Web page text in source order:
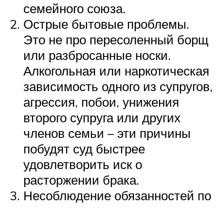
семейного союза.
Острые бытовые проблемы.
Это не про пересоленный борщ
или разбросанные носки.
Алкогольная или наркотическая
зависимость одного из супругов,
агрессия, побои, унижения
второго супруга или других
членов семьи – эти причины
побудят суд быстрее
удовлетворить иск о
расторжении брака.
Несоблюдение обязанностей по